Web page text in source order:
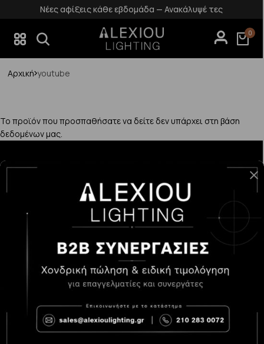
Νέες αφίξεις κάθε εβδομάδα — Ανακάλυψέ τες
0
Αρχική youtube
Το προϊόν που προσπαθήσατε να δείτε δεν υπάρχει στη βάση
δεδομένων μας.
Κατάστημα Χαλάνδρι:Σαρανταπόρου 55, 15232, Χαλάνδρι
sales@alexioulighting.gr
210 283 0072
6983123181